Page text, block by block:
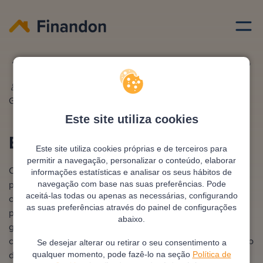
Este site utiliza cookies
Este site utiliza cookies próprias e de terceiros para
permitir a navegação, personalizar o conteúdo, elaborar
informações estatísticas e analisar os seus hábitos de
navegação com base nas suas preferências. Pode
aceitá-las todas ou apenas as necessárias, configurando
as suas preferências através do painel de configurações
abaixo.
Se desejar alterar ou retirar o seu consentimento a
qualquer momento, pode fazê-lo na seção Política de
Emprestimo a habitacao
González
Editado e revisto por
Empréstimo à habitação
O empréstimo à habitação é um financiamento concedido
por bancos ou entidades financeiras para a compra,
construção ou remodelação de casa própria. Envolve o
pagamento mensal de prestações com juros, normalmente
garantido por hipoteca sobre o imóvel. Escolher a proposta
certa pode representar uma poupança significativa ao longo
dos anos.